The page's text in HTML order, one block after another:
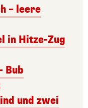
– leere
in Hitze-Zug
Bub
und zwei